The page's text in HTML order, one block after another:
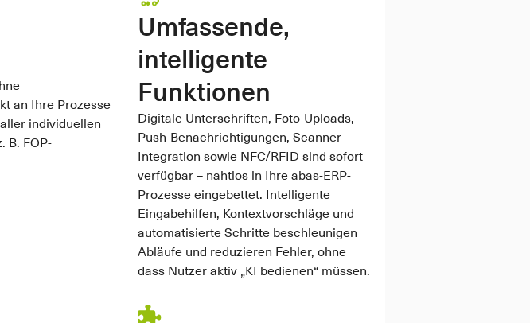
an Ihre Prozesse
individuellen
B. FOP-
Umfassende,
intelligente
Funktionen
Digitale Unterschriften, Foto-Uploads,
Push-Benachrichtigungen, Scanner-
Integration sowie NFC/RFID sind sofort
verfügbar – nahtlos in Ihre abas-ERP-
Prozesse eingebettet. Intelligente
Eingabehilfen, Kontextvorschläge und
automatisierte Schritte beschleunigen
Abläufe und reduzieren Fehler, ohne
dass Nutzer aktiv „KI bedienen“ müssen.